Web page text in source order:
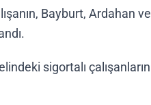
Bayburt, Ardahan ve
sigortalı çalışanların